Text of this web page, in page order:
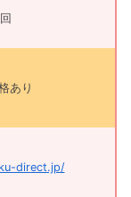
あり
direct.jp/